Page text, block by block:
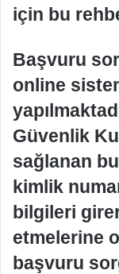
için bu
Başvuru
online
Güvenlik
sağlanan
kimlik
bilgileri
etmelerine
başvuru